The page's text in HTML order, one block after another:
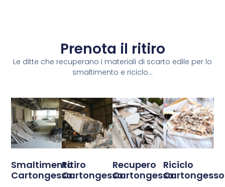
Prenota il ritiro
Le ditte che recuperano i materiali di scarto edile per lo
smaltimento e riciclo...
Smaltimento
Cartongesso
Ritiro
Cartongesso
Recupero
Cartongesso
Riciclo
Cartongesso